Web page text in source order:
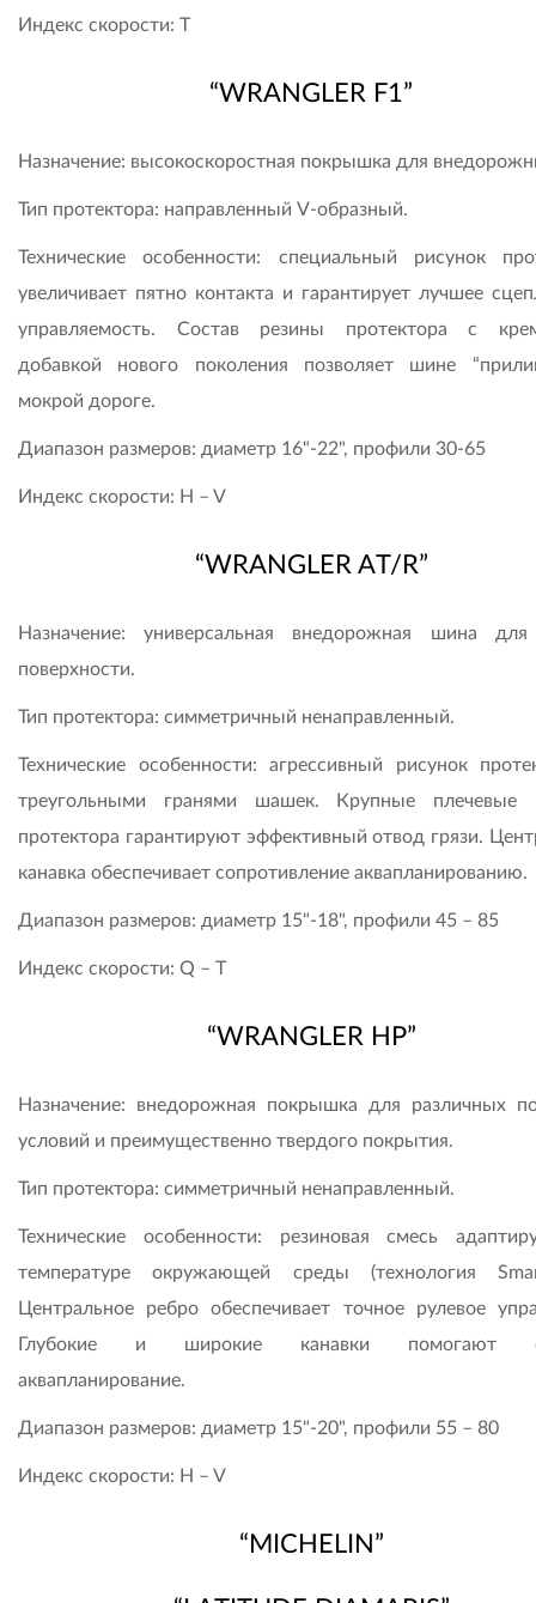
Индекс скорости: T
“WRANGLER F1”
Назначение: высокоскоростная покрышка для
Тип протектора: направленный V-образный.
Технические особенности: специальный рисунок
увеличивает пятно контакта и гарантирует лучшее
управляемость. Состав резины протектора с
добавкой нового поколения позволяет шине
мокрой дороге.
Диапазон размеров: диаметр 16"-22", профили 30-65
Индекс скорости: H – V
“WRANGLER AT/R”
Назначение: универсальная внедорожная шина
поверхности.
Тип протектора: симметричный ненаправленный.
Технические особенности: агрессивный рисунок
треугольными гранями шашек. Крупные плечевые
протектора гарантируют эффективный отвод грязи.
канавка обеспечивает сопротивление аквапланированию.
Диапазон размеров: диаметр 15"-18", профили 45 – 85
Индекс скорости: Q – T
“WRANGLER HP”
Назначение: внедорожная покрышка для различных
условий и преимущественно твердого покрытия.
Тип протектора: симметричный ненаправленный.
Технические особенности: резиновая смесь
температуре окружающей среды (технология
Центральное ребро обеспечивает точное рулевое
Глубокие и широкие канавки помогают
аквапланирование.
Диапазон размеров: диаметр 15"-20", профили 55 – 80
Индекс скорости: H – V
“MICHELIN”